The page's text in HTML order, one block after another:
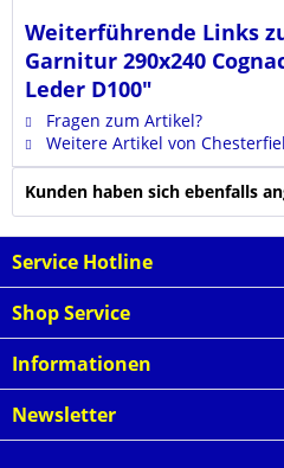
Weiterführende Links
Garnitur 290x240
Leder D100"
Fragen zum Artikel?
Weitere Artikel von
Kunden haben sich ebenfalls
Service Hotline
Shop Service
Informationen
Newsletter